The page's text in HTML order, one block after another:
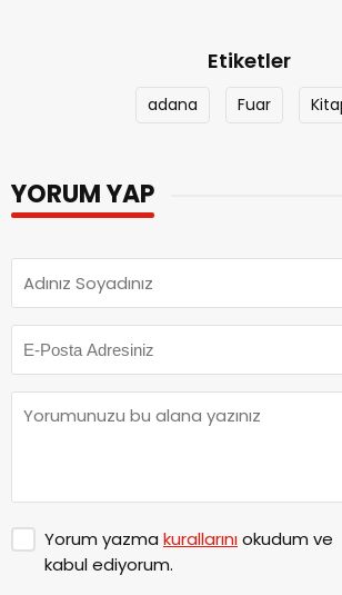
Etiketler
adana Fuar
YORUM YAP
Yorum yazma kurallarınıokudum ve
kabul ediyorum.